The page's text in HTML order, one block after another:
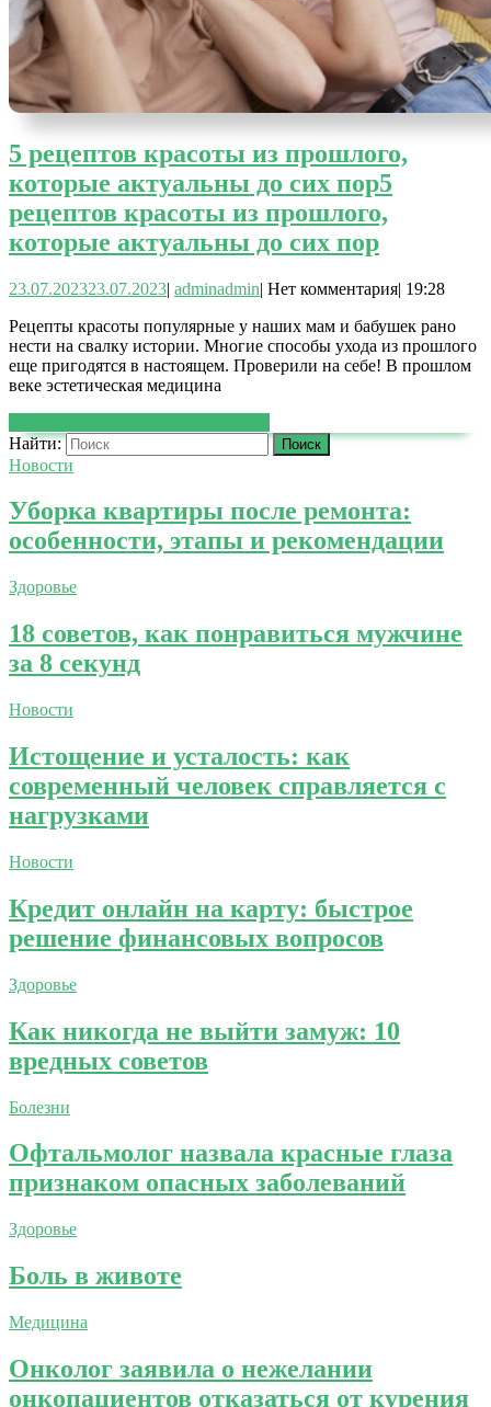
5 рецептов красоты из прошлого,
которые актуальны до сих пор5
рецептов красоты из прошлого,
которые актуальны до сих пор
23.07.202323.07.2023| adminadmin| Нет комментария| 19:28
Рецепты красоты популярные у наших мам и бабушек рано
нести на свалку истории. Многие способы ухода из прошлого
еще пригодятся в настоящем. Проверили на себе! В прошлом
веке эстетическая медицина
Найти:
Новости
Уборка квартиры после ремонта:
особенности, этапы и рекомендации
Здоровье
18 советов, как понравиться мужчине
за 8 секунд
Новости
Истощение и усталость: как
современный человек справляется с
нагрузками
Новости
Кредит онлайн на карту: быстрое
решение финансовых вопросов
Здоровье
Как никогда не выйти замуж: 10
вредных советов
Болезни
Офтальмолог назвала красные глаза
признаком опасных заболеваний
Здоровье
Боль в животе
Медицина
Онколог заявила о нежелании
онкопациентов отказаться от курения